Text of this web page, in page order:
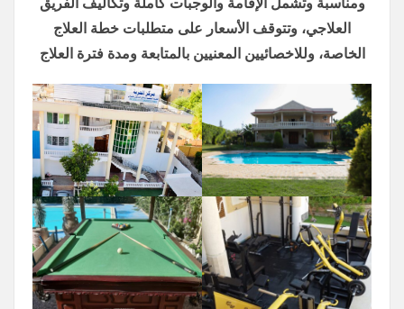
العلاجي، وتتوقف الأسعار على متطلبات خطة العلاج
الخاصة، وللاخصائيين المعنيين بالمتابعة ومدة فترة العلاج